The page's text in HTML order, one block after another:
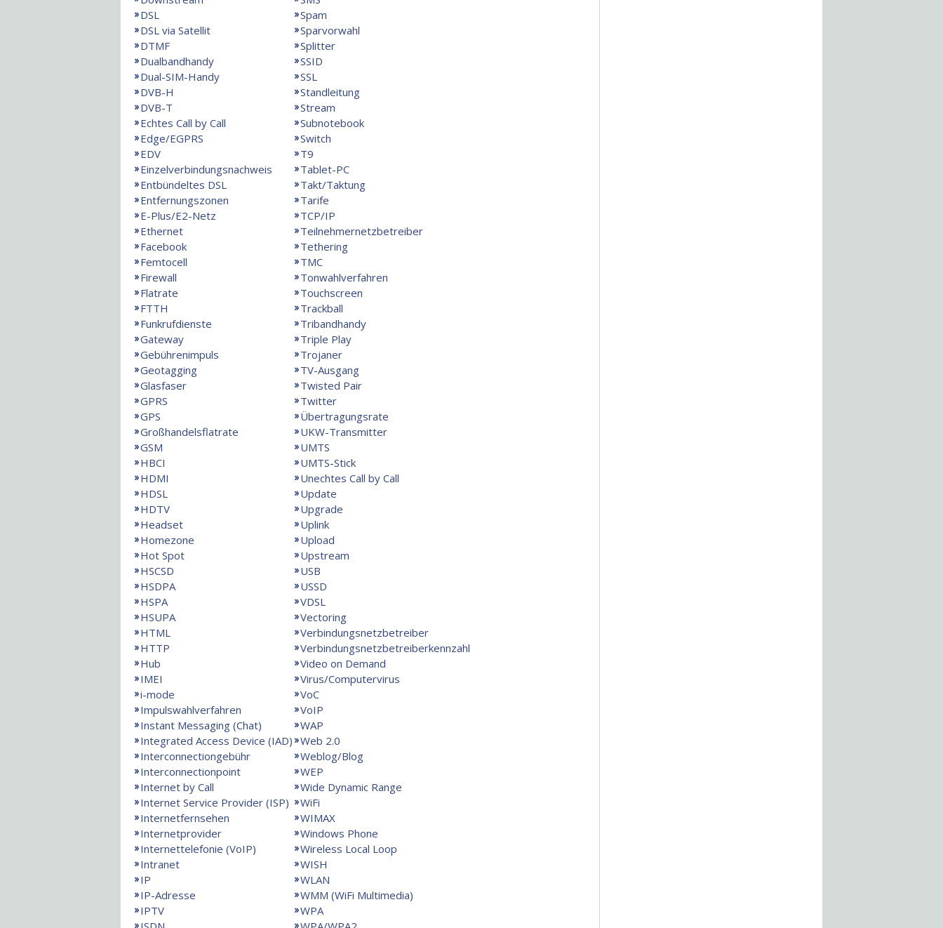
DSL
DSL via Satellit
DTMF
Dualbandhandy
Dual-SIM-Handy
DVB-H
DVB-T
Echtes Call by Call
Edge/EGPRS
EDV
Einzelverbindungsnachweis
Entbündeltes DSL
Entfernungszonen
E-Plus/E2-Netz
Ethernet
Facebook
Femtocell
Firewall
Flatrate
FTTH
Funkrufdienste
Gateway
Gebührenimpuls
Geotagging
Glasfaser
GPRS
GPS
Großhandelsflatrate
GSM
HBCI
HDMI
HDSL
HDTV
Headset
Homezone
Hot Spot
HSCSD
HSDPA
HSPA
HSUPA
HTML
HTTP
Hub
IMEI
i-mode
Impulswahlverfahren
Instant Messaging (Chat)
Integrated Access Device (IAD)
Interconnectiongebühr
Interconnectionpoint
Internet by Call
Internet Service Provider (ISP)
Internetfernsehen
Internetprovider
Internettelefonie (VoIP)
Intranet
IP
IP-Adresse
IPTV
Spam
Sparvorwahl
Splitter
SSID
SSL
Standleitung
Stream
Subnotebook
Switch
T9
Tablet-PC
Takt/Taktung
Tarife
TCP/IP
Teilnehmernetzbetreiber
Tethering
TMC
Tonwahlverfahren
Touchscreen
Trackball
Tribandhandy
Triple Play
Trojaner
TV-Ausgang
Twisted Pair
Twitter
Übertragungsrate
UKW-Transmitter
UMTS
UMTS-Stick
Unechtes Call by Call
Update
Upgrade
Uplink
Upload
Upstream
USB
USSD
VDSL
Vectoring
Verbindungsnetzbetreiber
Verbindungsnetzbetreiberkennzahl
Video on Demand
Virus/Computervirus
VoC
VoIP
WAP
Web 2.0
Weblog/Blog
WEP
Wide Dynamic Range
WiFi
WIMAX
Windows Phone
Wireless Local Loop
WISH
WLAN
WMM (WiFi Multimedia)
WPA